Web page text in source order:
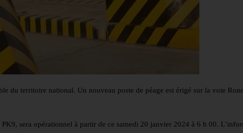
du territoire national. Un nouveau poste de péage est érigé sur la voie
sera opérationnel à partir de ce samedi 20 janvier 2024 à 6 h 00.